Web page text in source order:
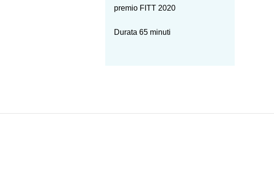
premio FITT 2020
Durata 65 minuti